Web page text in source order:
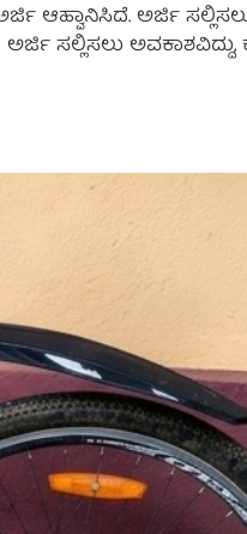
ಆಹ್ವಾನಿಸಿದೆ. ಅರ್ಜಿ
ಸಲ್ಲಿಸಲು ಅವಕಾಶವಿದ್ದು,